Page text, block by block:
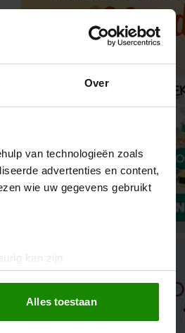
Over
van technologieën zoals
advertenties en content,
wie uw gegevens gebruikt
kan zijn
Alles toestaan